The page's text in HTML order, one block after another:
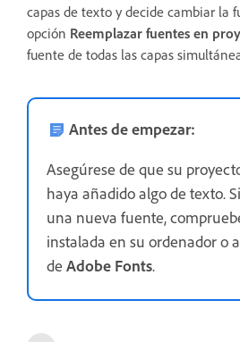
capas de texto y decide cambiar la
opción Reemplazar fuentes en
fuente de todas las capas
Antes de empezar:
Asegúrese de que su
haya añadido algo de texto.
una nueva fuente,
instalada en su ordenador o
de Adobe Fonts.